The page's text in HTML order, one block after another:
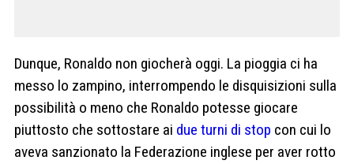
Dunque, Ronaldo non giocherà oggi. La pioggia ci ha
messo lo zampino, interrompendo le disquisizioni sulla
possibilità o meno che Ronaldo potesse giocare
piuttosto che sottostare ai due turni di stop con cui lo
aveva sanzionato la Federazione inglese per aver rotto